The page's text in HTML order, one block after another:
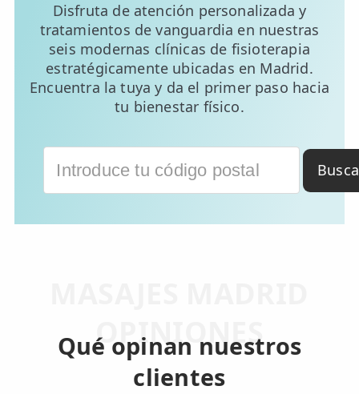
Disfruta de atención personalizada y
tratamientos de vanguardia en nuestras
seis modernas clínicas de fisioterapia
estratégicamente ubicadas en Madrid.
Encuentra la tuya y da el primer paso hacia
tu bienestar físico.
OPINIONES
Qué opinan nuestros
clientes